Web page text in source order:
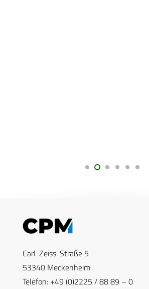
Carl-Zeiss-Straße 5
53340 Meckenheim
Telefon: +49 (0)2225 / 88 89 – 0